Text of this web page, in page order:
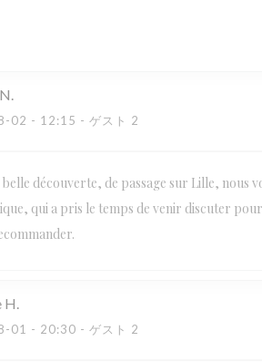
N
02 - 12:15 - ゲスト 2
découverte, de passage sur Lille,
qui a pris le temps de venir discuter
H
01 - 20:30 - ゲスト 2